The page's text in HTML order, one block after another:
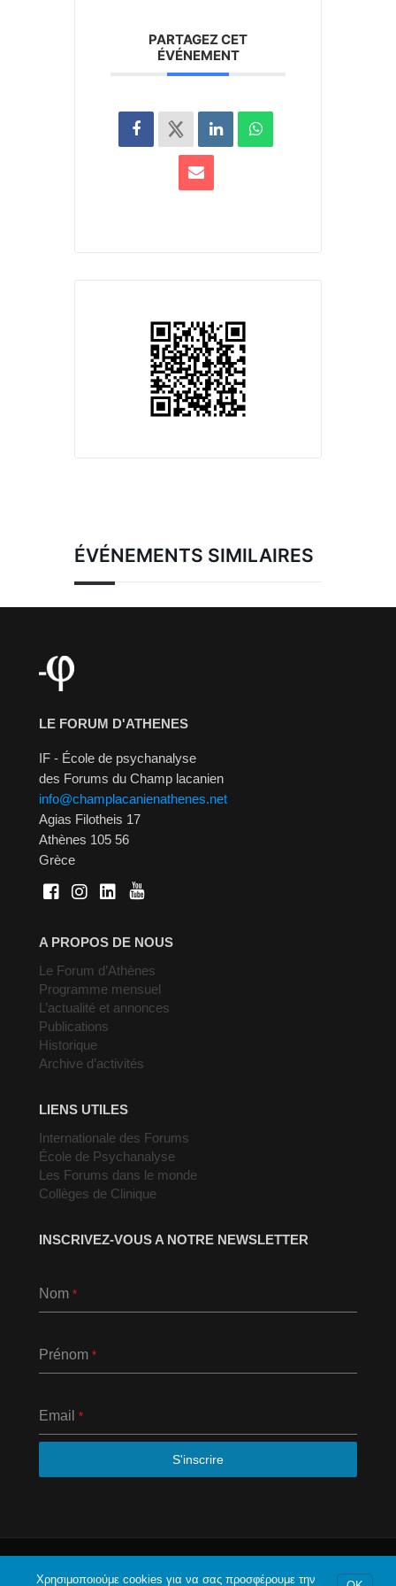
PARTAGEZ CET
ÉVÉNEMENT
ÉVÉNEMENTS SIMILAIRES
LE FORUM D'ATHENES
IF - École de psychanalyse
des Forums du Champ lacanien
info@champlacanienathenes.net
Agias Filotheis 17
Athènes 105 56
Grèce
A PROPOS DE NOUS
Le Forum d’Athènes
Programme mensuel
L’actualité et annonces
Publications
Historique
Archive d’activités
LIENS UTILES
Internationale des Forums
École de Psychanalyse
Les Forums dans le monde
Collèges de Clinique
INSCRIVEZ-VOUS A NOTRE NEWSLETTER
Nom *
Prénom *
Email *
S'inscrire
νομίμου δικαιώματος.
Χρησιμοποιούμε cookies για να σας προσφέρουμε την